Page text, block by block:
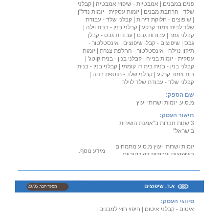
פנים במבנים
אמבטיות - שיפוץ אמבטיה
קבלני
שלד - הרחבת מבנים
יזמות עסקית - יזמות נדל''ן
שיפוצים - חלוקת דירות| קבלני שלד - עבודת
שלד לבית צמוד קרקע| קבלני בנין - בנית וילה
קבלני גמר| עבודות גבס| עבודות גבס - קבלן
גבס| שיפוצים - קבלן שיפוצים
אינסטלטור -
תיקון נזילה
אינסטלטור - החלפת צנרת| יזמות
עסקית - יזמות בנייה
קבלני בנין - בנית קוטג'|
קבלני בנין - בנית בית דו קומתי
קבלני בנין - בנית
בית צמוד קרקע| קבלני שלד - תוספת בניה
קבלני שלד - עבודת שלד לוילה
שם הספק:
מ.ס.ע. יזמות ושרותי יעוץ
תיאור העסק:
3 שנות חברות ב''אמנת השירות
בישראל''
יזמות ושרותי יעוץ מ.ס.ע מתמחים
בשיפוצים ועבודות דקורטיביות
מיוחדות. ריצוף וחיפוי,
בנייה והריסה, טיח, עבודות גבס
ארונות מטבח ושיש,
שיפוץ אמבטיות ושיפוצים כללים.
פרקטים ודקים, עבודות חשמל ובניית
מערכות בית חכם
מידע נוסף...
א.ד. שיפוצים מספר חבר: 20705
סיווגי העסק:
איטום - קבלני איטום
חיפוי חוץ למבנים